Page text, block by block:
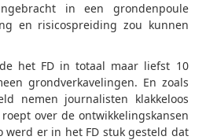
in een grondenpoule
en risicospreiding zou kunnen
het FD in totaal maar liefst 10
grondverkavelingen. En zoals
nemen journalisten klakkeloos
over de ontwikkelingskansen
werd er in het FD stuk gesteld dat